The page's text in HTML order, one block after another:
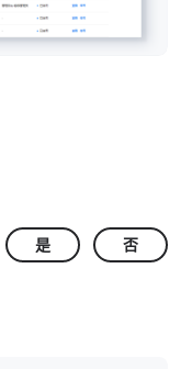
是 否